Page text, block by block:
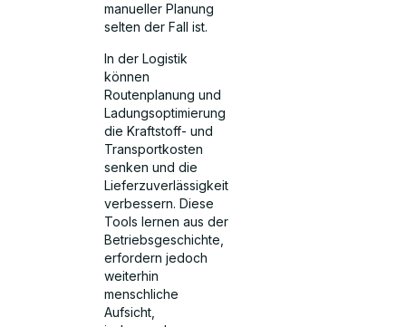
manueller Planung
selten der Fall ist.
In der Logistik
können
Routenplanung und
Ladungsoptimierung
die Kraftstoff- und
Transportkosten
senken und die
Lieferzuverlässigkeit
verbessern. Diese
Tools lernen aus der
Betriebsgeschichte,
erfordern jedoch
weiterhin
menschliche
Aufsicht,